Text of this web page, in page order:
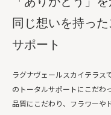
同じ想いを持っ
サポート
ラグナヴェールスカイテラス
のトータルサポートにこだわ
品質にこだわり、フラワーや